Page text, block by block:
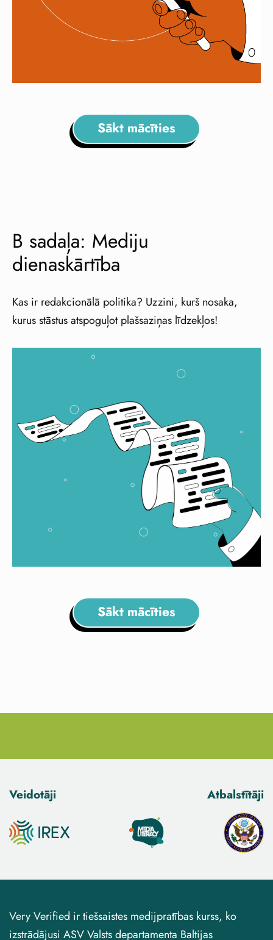
Sākt mācīties
B sadaļa: Mediju
dienaskārtība
Kas ir redakcionālā politika? Uzzini, kurš nosaka,
kurus stāstus atspoguļot plašsaziņas līdzekļos!
Sākt mācīties
Veidotāji Atbalstītāji
Very Verified ir tiešsaistes medijpratības kurss, ko
izstrādājusi ASV Valsts departamenta Baltijas